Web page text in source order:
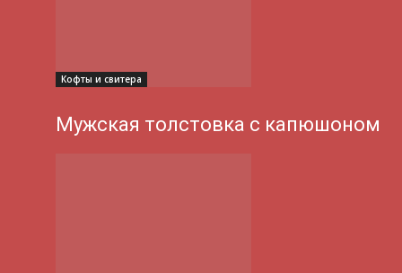
Кофты и свитера
Мужская толстовка с капюшоном